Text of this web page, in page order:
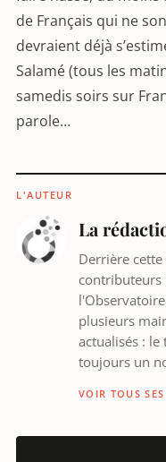
de Français qui ne
devraient déjà
Salamé (tous les
samedis soirs sur
parole…
L'AUTEUR
La
Derrière
contributeurs
plusieurs
actualisés :
toujours un
VOIR TOUS